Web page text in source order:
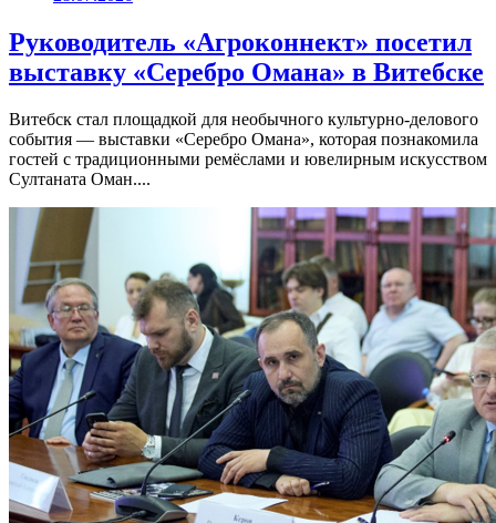
Руководитель «Агроконнект» посетил
выставку «Серебро Омана» в Витебске
Витебск стал площадкой для необычного культурно-делового
события — выставки «Серебро Омана», которая познакомила
гостей с традиционными ремёслами и ювелирным искусством
Султаната Оман....